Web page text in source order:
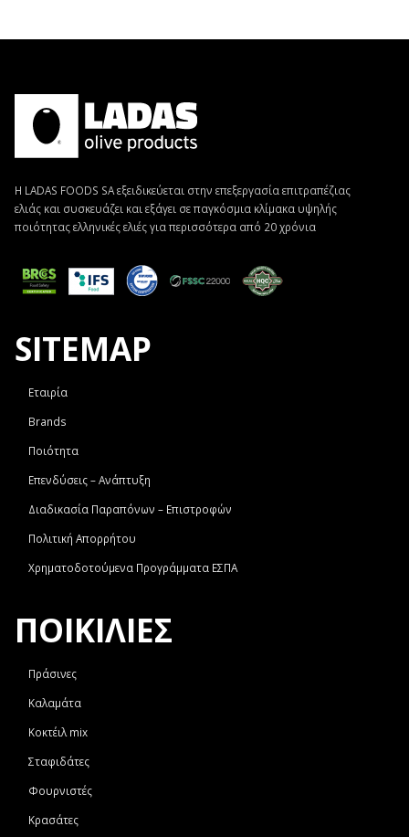
Η LADAS FOODS SA εξειδικεύεται στην επεξεργασία επιτραπέζιας
ελιάς και συσκευάζει και εξάγει σε παγκόσμια κλίμακα υψηλής
ποιότητας ελληνικές ελιές για περισσότερα από 20 χρόνια
SITEMAP
Εταιρία
Brands
Ποιότητα
Επενδύσεις – Ανάπτυξη
Διαδικασία Παραπόνων – Επιστροφών
Πολιτική Απορρήτου
Χρηματοδοτούμενα Προγράμματα ΕΣΠΑ
ΠΟΙΚΙΛΙΕΣ
Πράσινες
Καλαμάτα
Κοκτέιλ mix
Σταφιδάτες
Φουρνιστές
Κρασάτες